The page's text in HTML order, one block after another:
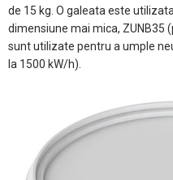
de 15 kg. O galeata este
dimensiune mai mica, ZUNB35
sunt utilizate pentru a umple
la 1500 kW/h).